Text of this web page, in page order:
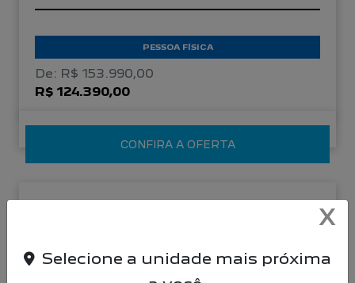
PESSOA FÍSICA
De: R$ 153.990,00
R$ 124.390,00
CONFIRA A OFERTA
NOVO PEUGEOT 208
X
Selecione a unidade mais próxima